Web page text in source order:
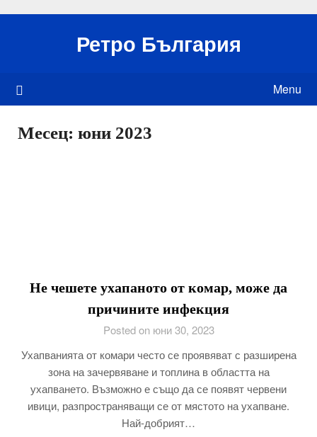
Ретро България
Menu
Месец: юни 2023
Не чешете ухапаното от комар, може да
причините инфекция
Posted on юни 30, 2023
Ухапванията от комари често се проявяват с разширена
зона на зачервяване и топлина в областта на
ухапването. Възможно е също да се появят червени
ивици, разпространяващи се от мястото на ухапване.
Най-добрият…